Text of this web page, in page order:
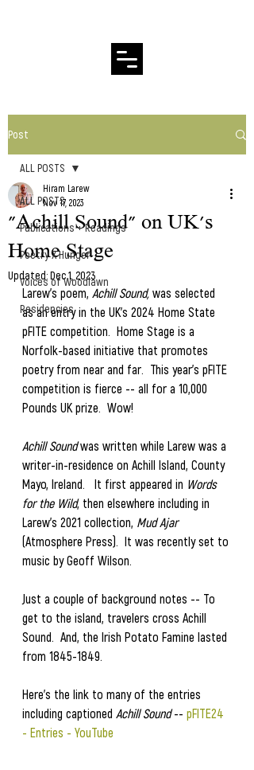
Post
ALL POSTS
Publications + Readings
Poetry X Hunger
Voices of Woodlawn
Residencies
ALL POSTS
"Achill Sound" on UK's
Home Stage
Hiram Larew
Nov 17, 2023
Updated:Dec 1, 2023
Larew's poem, Achill Sound, was selected
as an entry in the UK's 2024 Home State
pFITE competition.  Home Stage is a
Norfolk-based initiative that promotes
poetry from near and far.  This year's pFITE
competition is fierce -- all for a 10,000
Pounds UK prize.  Wow!
Achill Sound was written while Larew was a
writer-in-residence on Achill Island, County
Mayo, Ireland.   It first appeared in Words
for the Wild, then elsewhere including in
Larew's 2021 collection, Mud Ajar
(Atmosphere Press).  It was recently set to
music by Geoff Wilson.
Just a couple of background notes -- To
get to the island, travelers cross Achill
Sound.  And, the Irish Potato Famine lasted
from 1845-1849.
Here's the link to many of the entries
including captioned Achill Sound -- pFITE24
- Entries - YouTube